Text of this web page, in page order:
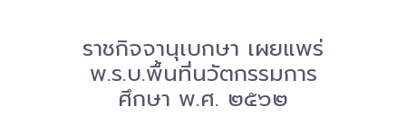
ราชกิจจานุเบกษา เผยแพร่
พ.ร.บ.พื้นที่นวัตกรรมการ
ศึกษา พ.ศ. ๒๕๖๒